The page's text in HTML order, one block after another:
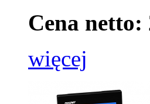
Cena netto:
więcej